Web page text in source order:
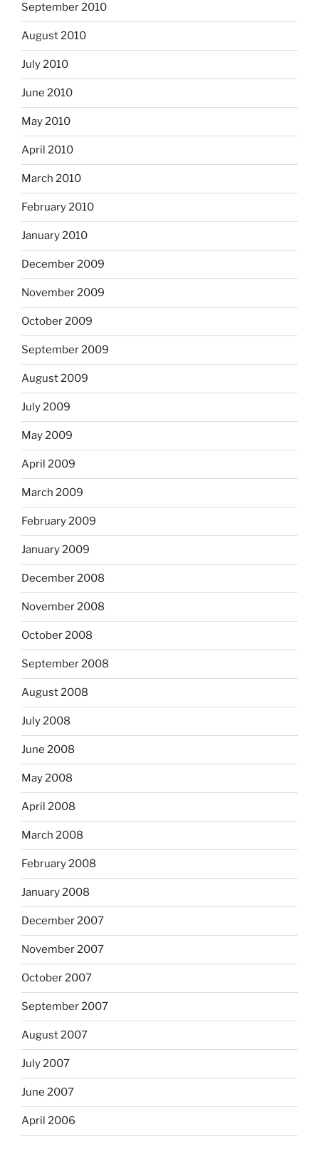
September 2010
August 2010
July 2010
June 2010
May 2010
April 2010
March 2010
February 2010
January 2010
December 2009
November 2009
October 2009
September 2009
August 2009
July 2009
May 2009
April 2009
March 2009
February 2009
January 2009
December 2008
November 2008
October 2008
September 2008
August 2008
July 2008
June 2008
May 2008
April 2008
March 2008
February 2008
January 2008
December 2007
November 2007
October 2007
September 2007
August 2007
July 2007
June 2007
April 2006